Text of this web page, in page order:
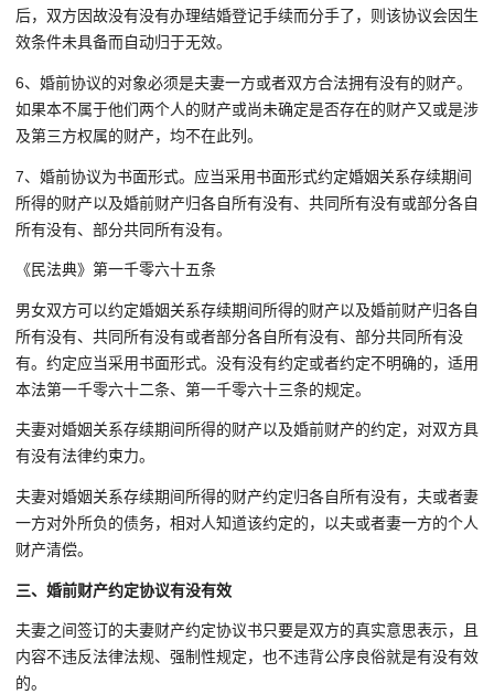
后，双方因故没有没有办理结婚登记手续而分手了，则该协议会因生
效条件未具备而自动归于无效。
6、婚前协议的对象必须是夫妻一方或者双方合法拥有没有的财产。
如果本不属于他们两个人的财产或尚未确定是否存在的财产又或是涉
及第三方权属的财产，均不在此列。
7、婚前协议为书面形式。应当采用书面形式约定婚姻关系存续期间
所得的财产以及婚前财产归各自所有没有、共同所有没有或部分各自
所有没有、部分共同所有没有。
《民法典》第一千零六十五条
男女双方可以约定婚姻关系存续期间所得的财产以及婚前财产归各自
所有没有、共同所有没有或者部分各自所有没有、部分共同所有没
有。约定应当采用书面形式。没有没有约定或者约定不明确的，适用
本法第一千零六十二条、第一千零六十三条的规定。
夫妻对婚姻关系存续期间所得的财产以及婚前财产的约定，对双方具
有没有法律约束力。
夫妻对婚姻关系存续期间所得的财产约定归各自所有没有，夫或者妻
一方对外所负的债务，相对人知道该约定的，以夫或者妻一方的个人
财产清偿。
三、婚前财产约定协议有没有效
夫妻之间签订的夫妻财产约定协议书只要是双方的真实意思表示，且
内容不违反法律法规、强制性规定，也不违背公序良俗就是有没有效
的。